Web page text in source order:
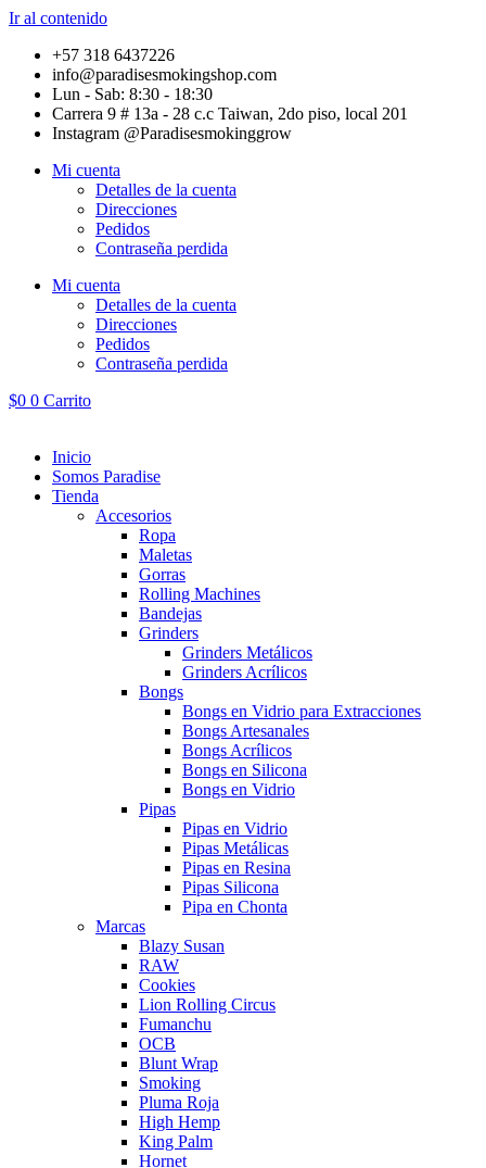
Ir al contenido
+57 318 6437226
info@paradisesmokingshop.com
Lun - Sab: 8:30 - 18:30
Carrera 9 # 13a - 28 c.c Taiwan, 2do piso, local 201
Instagram @Paradisesmokinggrow
Mi cuenta
Detalles de la cuenta
Direcciones
Pedidos
Contraseña perdida
Mi cuenta
Detalles de la cuenta
Direcciones
Pedidos
Contraseña perdida
$0 0 Carrito
Inicio
Somos Paradise
Tienda
Accesorios
Ropa
Maletas
Gorras
Rolling Machines
Bandejas
Grinders
Grinders Metálicos
Grinders Acrílicos
Bongs
Bongs en Vidrio para Extracciones
Bongs Artesanales
Bongs Acrílicos
Bongs en Silicona
Bongs en Vidrio
Pipas
Pipas en Vidrio
Pipas Metálicas
Pipas en Resina
Pipas Silicona
Pipa en Chonta
Marcas
Blazy Susan
RAW
Cookies
Lion Rolling Circus
Fumanchu
OCB
Blunt Wrap
Smoking
Pluma Roja
High Hemp
King Palm
Hornet